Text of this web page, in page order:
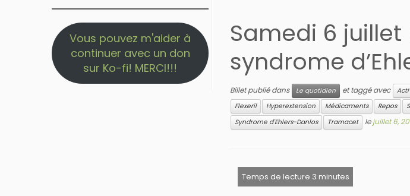
Vous pouvez m'aider à
continuer avec un don
sur Ko-fi! MERCI!!!
Samedi 6
syndrome
Billet publié dans Le quotidien et taggé avec
Flexeril
Hyperextension Médicaments Repos
Syndrome d'Ehlers-Danlos
Tramacet lejuillet 6,